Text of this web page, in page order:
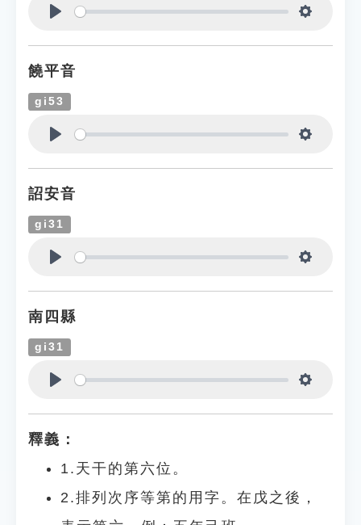
饒平音
gi53
詔安音
gi31
南四縣
gi31
釋義：
1.天干的第六位。
2.排列次序等第的用字。在戊之後，